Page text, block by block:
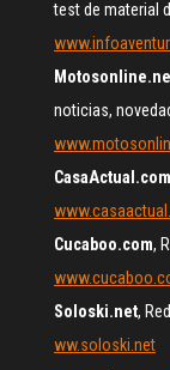
test de material
noticias,
CasaActual.com
Cucaboo.com,
Soloski.net,
ww.soloski.net